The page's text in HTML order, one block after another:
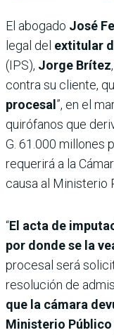
El abogado José
legal del extitular
(IPS), Jorge Brítez
contra su cliente,
procesal”, en el
quirófanos que
G. 61.000 millones
requerirá a la
causa al Ministerio
“El acta de
por donde se la
procesal será
resolución de
que la cámara
Ministerio Público